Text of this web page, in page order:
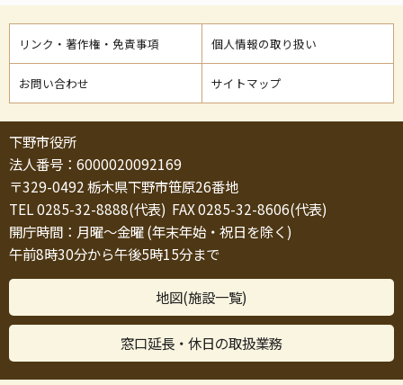
リンク・著作権・免責事項 個人情報の取り扱い
お問い合わせ サイトマップ
下野市役所
法人番号：6000020092169
〒329-0492 栃木県下野市笹原26番地
TEL 0285-32-8888(代表) FAX 0285-32-8606(代表)
開庁時間：月曜～金曜 (年末年始・祝日を除く)
午前8時30分から午後5時15分まで
地図(施設一覧)
窓口延長・休日の取扱業務